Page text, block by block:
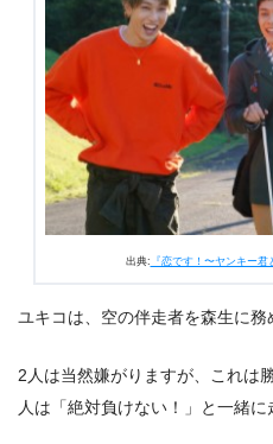
出典: 『恋です！〜ヤンキー
ユキコは、空の伴走者を森生に務
2人は当然嫌がりますが、これは
人は「絶対負けない！」と一緒に